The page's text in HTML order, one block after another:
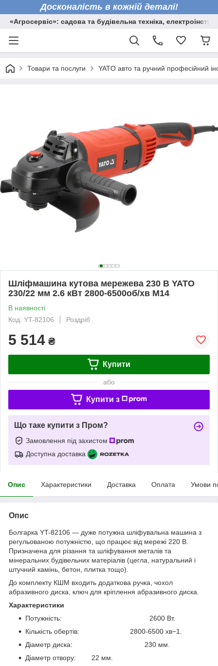
Досконалість в кожній деталі!
«Агросервіс»: садова та будівельна техніка,
Товари та послуги YATO авто та ручний професійний
Шліфмашина кутова мережева 230 В YATO
230/22 мм 2.6 кВт 2800-6500об/хв М14
В наявності
Код: YT-82106
Роздріб
5 514 ₴
Купити
або
Купити з
Що таке купити з Пром?
Замовлення під захистом
Доступна доставка
Опис Характеристики Доставка Оплата Умови
Опис
Болгарка YT-82106 — дуже потужна шліфувальна машина з
регульованою потужністю, що працює від мережі 220 В.
Призначена для різання та шліфування металів та
мінеральних будівельних матеріалів (цегла, натуральний і
штучний камінь, бетон, плитка тощо).
До комплекту КШМ входить додаткова ручка, чохол
абразивного диска, ключ для кріплення абразивного диска.
Характеристики
Потужність: 2600 Вт.
Кількість обертів: 2800-6500 хв−1.
Діаметр диска: 230 мм.
Діаметр отвору: 22 мм.